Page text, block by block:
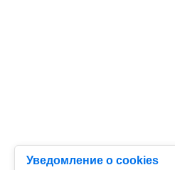
Уведомление о cookies